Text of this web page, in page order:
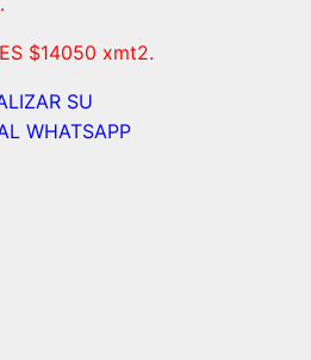
$14050 xmt2.
SU
WHATSAPP